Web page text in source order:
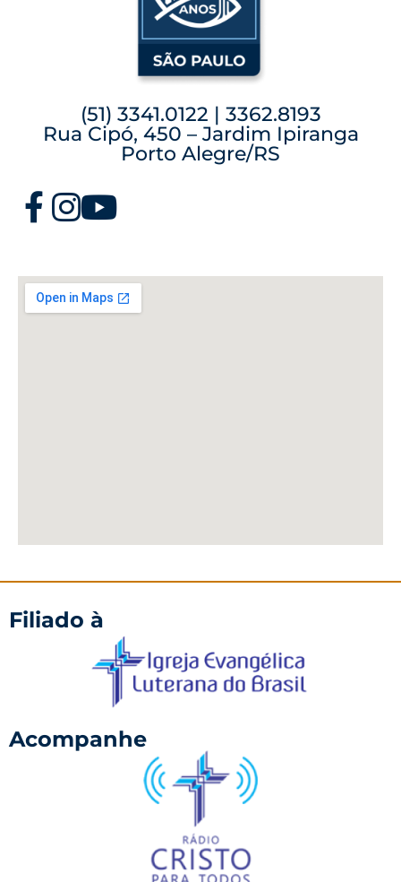
(51) 3341.0122 | 3362.8193
Rua Cipó, 450 – Jardim Ipiranga
Porto Alegre/RS
Filiado à
Acompanhe